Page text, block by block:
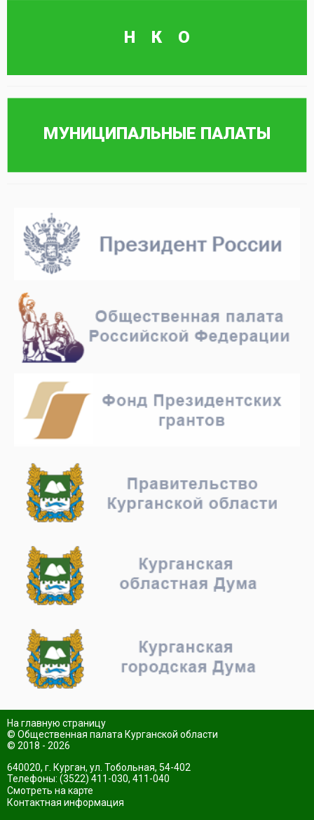
На главную страницу
© Общественная палата Курганской области
© 2018 - 2026
640020, г. Курган, ул. Тобольная, 54-402
Телефоны: (3522) 411-030, 411-040
Смотреть на карте
Контактная информация